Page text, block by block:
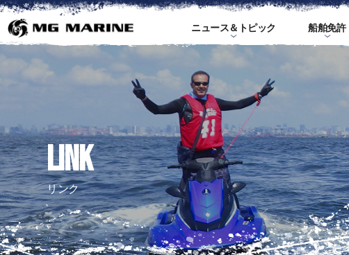
ニュース＆トピック 船舶免許
LINK
リンク